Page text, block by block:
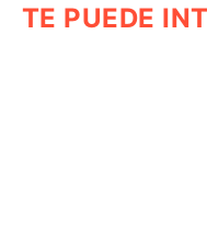
TE PUEDE